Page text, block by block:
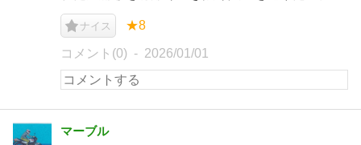
ナイス ★8
コメント(0) 2026/01/01
マーブル